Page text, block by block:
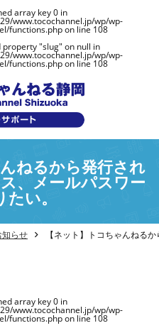
array key 0 in
www.tocochannel.jp/wp/wp-
functions.phpon line 108
"slug" on null in
www.tocochannel.jp/wp/wp-
functions.phpon line 108
ねるから発行され
、メールパスワー
たい。
知らせ 【ネット】トコちゃんねる
array key 0 in
www.tocochannel.jp/wp/wp-
functions.phpon line 108